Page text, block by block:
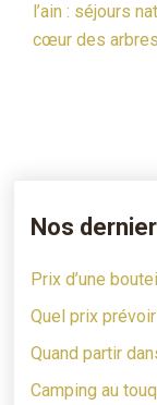
l’ain : séjours
cœur des arbres
Nos
Prix d’une
Quel prix
Quand partir
Camping au